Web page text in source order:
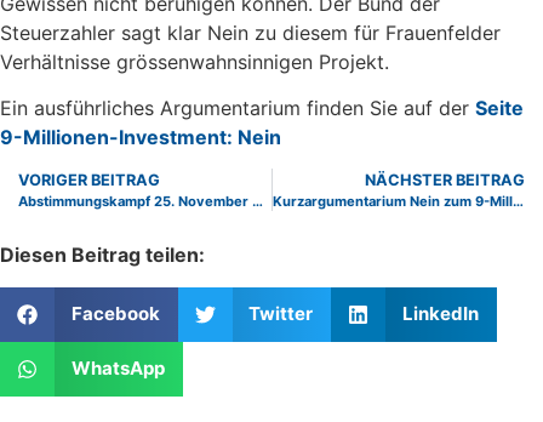
Steuerzahler sagt klar Nein zu diesem für Frauenfelder
Verhältnisse grössenwahnsinnigen Projekt.
Ein ausführliches Argumentarium finden Sie auf der Seite
9-Millionen-Investment: Nein
VORIGER BEITRAG
Abstimmungskampf 25. November und BDS Basel-Stadt gegründet
NÄCHSTER BEITRAG
Kurzargumentarium Nein zum 9-Millionen-Risiko
Diesen Beitrag teilen:
Facebook Twitter LinkedIn
WhatsApp